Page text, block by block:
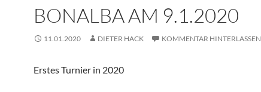
BONALBA AM 9.1.2020
11.01.2020 DIETER HACK KOMMENTAR HINTERLASSEN
Erstes Turnier in 2020